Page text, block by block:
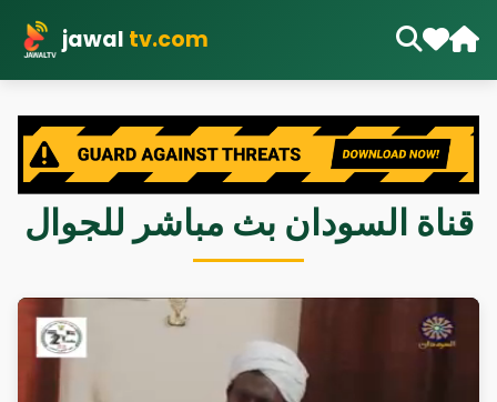
jawal tv.com
قناة السودان بث مباشر للجوال